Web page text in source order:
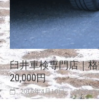
臼井車検専門店｜
20,000円
2016年4月10日